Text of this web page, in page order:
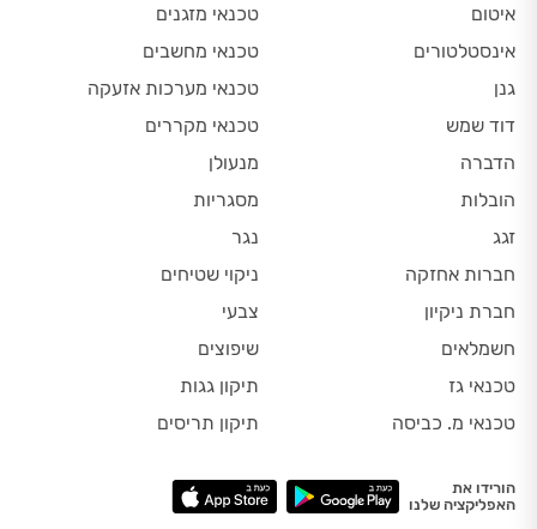
איטום
אינסטלטורים
גנן
דוד שמש
הדברה
הובלות
זגג
חברות אחזקה
חברת ניקיון
חשמלאים
טכנאי גז
טכנאי מ. כביסה
טכנאי מזגנים
טכנאי מחשבים
טכנאי מערכות אזעקה
טכנאי מקררים
מנעולן
מסגריות
נגר
ניקוי שטיחים
צבעי
שיפוצים
תיקון גגות
תיקון תריסים
הורידו את
האפליקציה שלנו